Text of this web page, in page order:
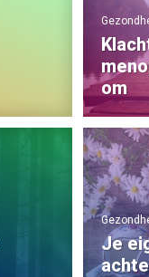
om
Je